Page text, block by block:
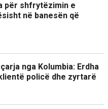
për shfrytëzimin e
në banesën që
nga Kolumbia: Erdha
policë dhe zyrtarë